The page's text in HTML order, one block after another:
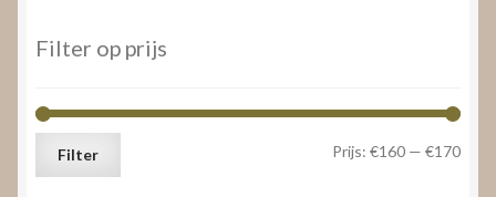
Filter op prijs
Min.
Max.
Filter Prijs: €160 — €170